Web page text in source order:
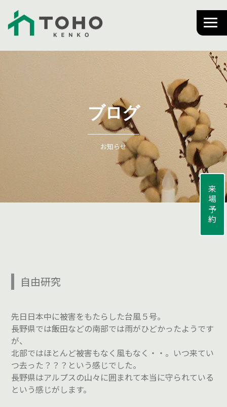
来場予約
ブログ
お知らせ
自由研究
先日日本中に被害をもたらした台風５号。
長野県では飯田などの南部では雨がひどかったようです
が、
北部ではほとんど被害もなく風もなく・・。いつ来てい
つ去った？？？という感じでした。
長野県はアルプスの山々に囲まれて本当に守られている
という感じがします。